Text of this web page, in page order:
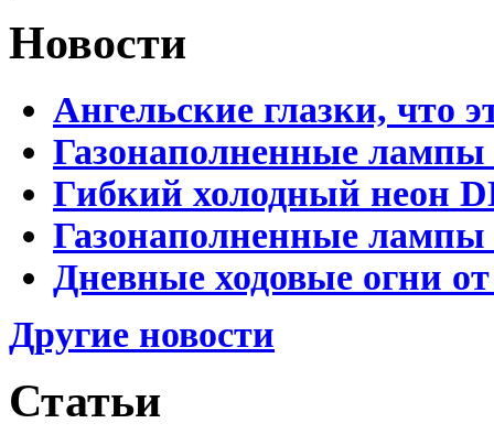
Новости
Ангельские глазки, что
Газонаполненные
Гибкий холодный неон
Газонаполненные
Дневные ходовые огни
Другие новости
Статьи